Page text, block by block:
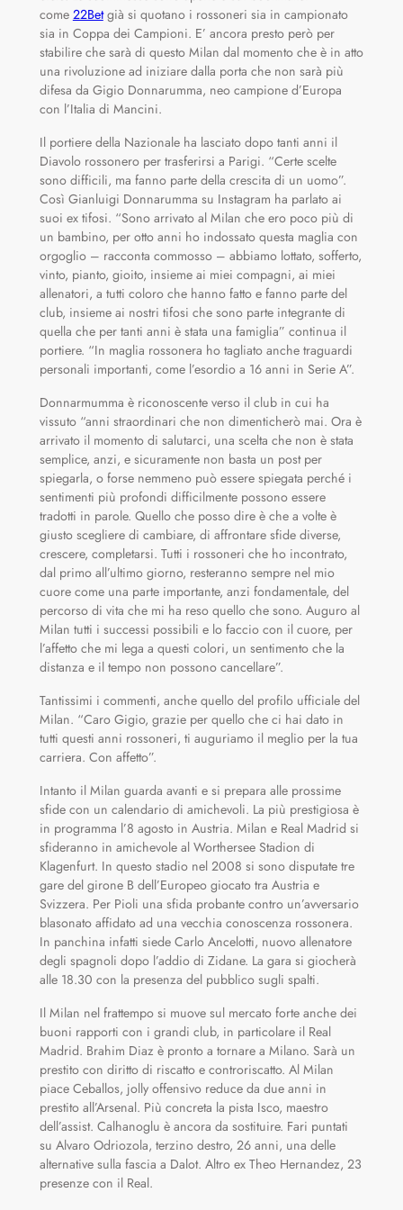
come 22Betgià si quotano i rossoneri sia in campionato
sia in Coppa dei Campioni. E’ ancora presto però per
stabilire che sarà di questo Milan dal momento che è in atto
una rivoluzione ad iniziare dalla porta che non sarà più
difesa da Gigio Donnarumma, neo campione d’Europa
con l’Italia di Mancini.
Il portiere della Nazionale ha lasciato dopo tanti anni il
Diavolo rossonero per trasferirsi a Parigi. “Certe scelte
sono difficili, ma fanno parte della crescita di un uomo”.
Così Gianluigi Donnarumma su Instagram ha parlato ai
suoi ex tifosi. “Sono arrivato al Milan che ero poco più di
un bambino, per otto anni ho indossato questa maglia con
orgoglio – racconta commosso – abbiamo lottato, sofferto,
vinto, pianto, gioito, insieme ai miei compagni, ai miei
allenatori, a tutti coloro che hanno fatto e fanno parte del
club, insieme ai nostri tifosi che sono parte integrante di
quella che per tanti anni è stata una famiglia” continua il
portiere. “In maglia rossonera ho tagliato anche traguardi
personali importanti, come l’esordio a 16 anni in Serie A”.
Donnarmumma è riconoscente verso il club in cui ha
vissuto “anni straordinari che non dimenticherò mai. Ora è
arrivato il momento di salutarci, una scelta che non è stata
semplice, anzi, e sicuramente non basta un post per
spiegarla, o forse nemmeno può essere spiegata perché i
sentimenti più profondi difficilmente possono essere
tradotti in parole. Quello che posso dire è che a volte è
giusto scegliere di cambiare, di affrontare sfide diverse,
crescere, completarsi. Tutti i rossoneri che ho incontrato,
dal primo all’ultimo giorno, resteranno sempre nel mio
cuore come una parte importante, anzi fondamentale, del
percorso di vita che mi ha reso quello che sono. Auguro al
Milan tutti i successi possibili e lo faccio con il cuore, per
l’affetto che mi lega a questi colori, un sentimento che la
distanza e il tempo non possono cancellare”.
Tantissimi i commenti, anche quello del profilo ufficiale del
Milan. “Caro Gigio, grazie per quello che ci hai dato in
tutti questi anni rossoneri, ti auguriamo il meglio per la tua
carriera. Con affetto”.
Intanto il Milan guarda avanti e si prepara alle prossime
sfide con un calendario di amichevoli. La più prestigiosa è
in programma l’8 agosto in Austria. Milan e Real Madrid si
sfideranno in amichevole al Worthersee Stadion di
Klagenfurt. In questo stadio nel 2008 si sono disputate tre
gare del girone B dell’Europeo giocato tra Austria e
Svizzera. Per Pioli una sfida probante contro un’avversario
blasonato affidato ad una vecchia conoscenza rossonera.
In panchina infatti siede Carlo Ancelotti, nuovo allenatore
degli spagnoli dopo l’addio di Zidane. La gara si giocherà
alle 18.30 con la presenza del pubblico sugli spalti.
Il Milan nel frattempo si muove sul mercato forte anche dei
buoni rapporti con i grandi club, in particolare il Real
Madrid. Brahim Diaz è pronto a tornare a Milano. Sarà un
prestito con diritto di riscatto e controriscatto. Al Milan
piace Ceballos, jolly offensivo reduce da due anni in
prestito all’Arsenal. Più concreta la pista Isco, maestro
dell’assist. Calhanoglu è ancora da sostituire. Fari puntati
su Alvaro Odriozola, terzino destro, 26 anni, una delle
alternative sulla fascia a Dalot. Altro ex Theo Hernandez, 23
presenze con il Real.